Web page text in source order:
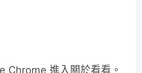
Chrome 進入關於看看。